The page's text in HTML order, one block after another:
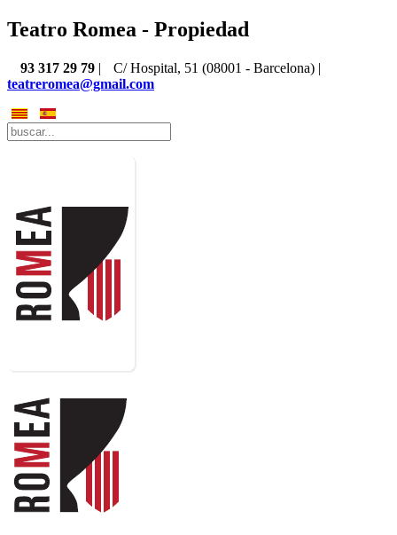
Teatro Romea - Propiedad
93 317 29 79 |
C/ Hospital, 51 (08001 - Barcelona) |
teatreromea@gmail.com